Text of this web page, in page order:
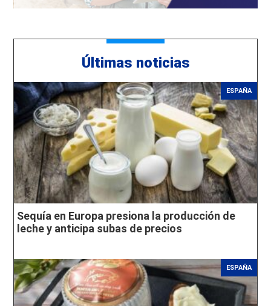
Últimas noticias
ESPAÑA
Sequía en Europa presiona la producción de
leche y anticipa subas de precios
ESPAÑA